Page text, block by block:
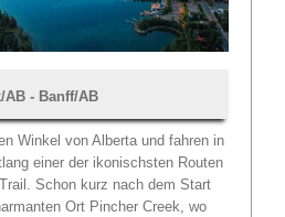
AB - Banff/AB
Winkel von Alberta und fahren in
einer der ikonischsten Routen
Schon kurz nach dem Start
Ort Pincher Creek, wo